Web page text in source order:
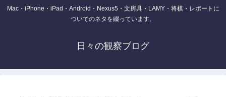
Mac・iPhone・iPad・Android・Nexus5・文房具・LAMY・将棋・レポートに
ついてのネタを綴っています。
日々の観察ブログ